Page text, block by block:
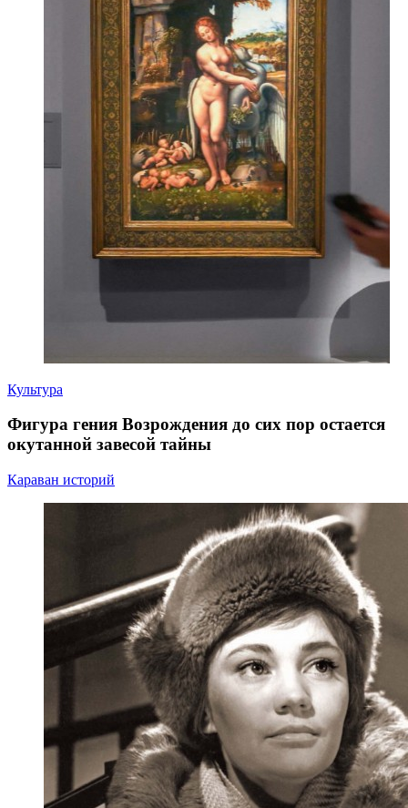
Культура
Фигура гения Возрождения до сих пор остается
окутанной завесой тайны
Караван историй